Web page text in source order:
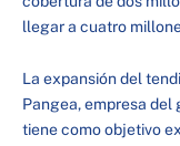
llegar a cuatro
La expansión del
Pangea, empresa del
tiene como objetivo